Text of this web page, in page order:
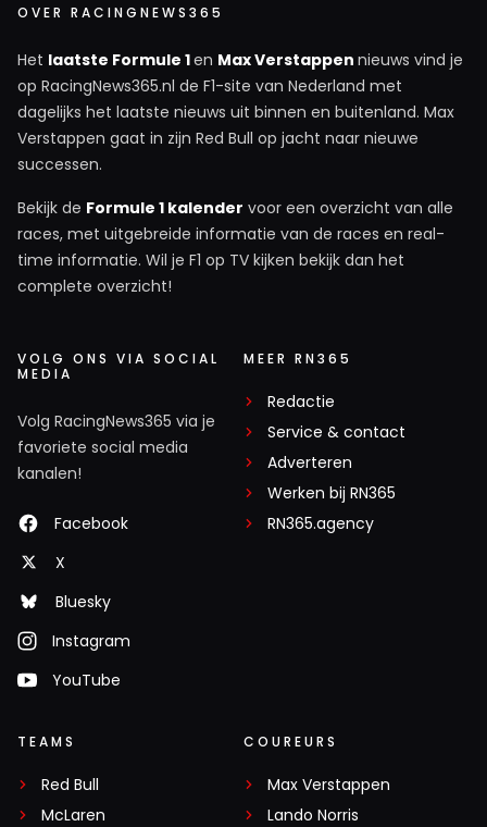
OVER RACINGNEWS365
Het laatste Formule 1en Max Verstappen nieuws vind je
op RacingNews365.nl de F1-site van Nederland met
dagelijks het laatste nieuws uit binnen en buitenland. Max
Verstappen gaat in zijn Red Bull op jacht naar nieuwe
successen.
Bekijk de Formule 1 kalender voor een overzicht van alle
races, met uitgebreide informatie van de races en real-
time informatie. Wil je F1 op TV kijken bekijk dan het
complete overzicht!
VOLG ONS VIA SOCIAL
MEDIA
Volg RacingNews365 via je
favoriete social media
kanalen!
Facebook
X
Bluesky
Instagram
YouTube
MEER RN365
Redactie
Service & contact
Adverteren
Werken bij RN365
RN365.agency
TEAMS
Red Bull
McLaren
COUREURS
Max Verstappen
Lando Norris